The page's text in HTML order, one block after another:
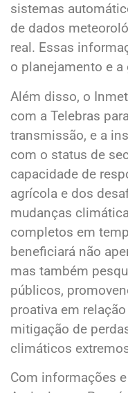
sistemas
de dados
real. Essas
o planejamento e a
Além disso, o
com a Telebras
transmissão, e a
com o status de
capacidade de
agrícola e dos
mudanças
completos em
beneficiará não
mas também
públicos,
proativa em
mitigação de
climáticos
Com informações